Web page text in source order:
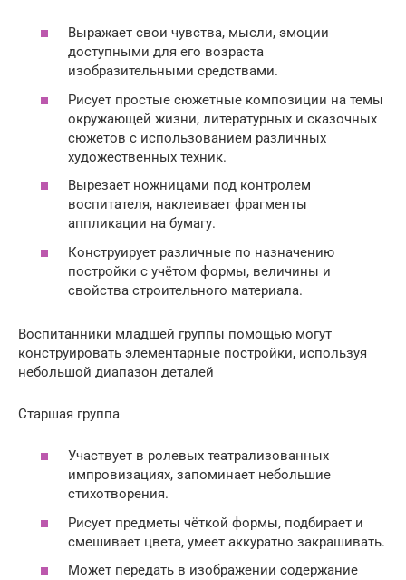
Выражает свои чувства, мысли, эмоции
доступными для его возраста
изобразительными средствами.
Рисует простые сюжетные композиции на темы
окружающей жизни, литературных и сказочных
сюжетов с использованием различных
художественных техник.
Вырезает ножницами под контролем
воспитателя, наклеивает фрагменты
аппликации на бумагу.
Конструирует различные по назначению
постройки с учётом формы, величины и
свойства строительного материала.
Воспитанники младшей группы помощью могут
конструировать элементарные постройки, используя
небольшой диапазон деталей
Старшая группа
Участвует в ролевых театрализованных
импровизациях, запоминает небольшие
стихотворения.
Рисует предметы чёткой формы, подбирает и
смешивает цвета, умеет аккуратно закрашивать.
Может передать в изображении содержание